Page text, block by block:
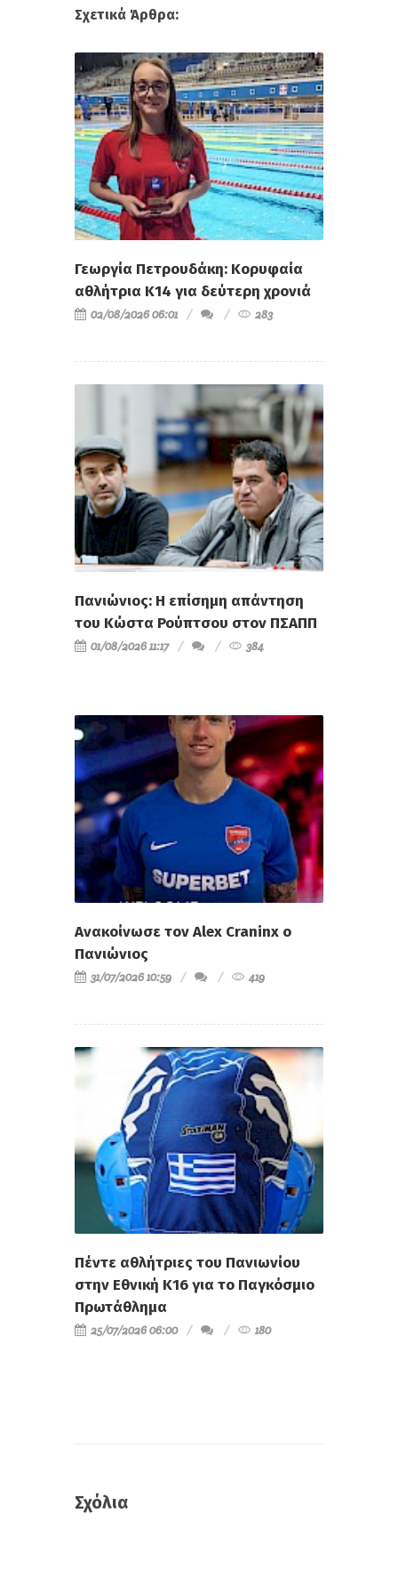
Σχετικά Άρθρα:
Γεωργία Πετρουδάκη: Κορυφαία
αθλήτρια Κ14 για δεύτερη χρονιά
02/08/2026 06:01 283
Πανιώνιος: Η επίσημη απάντηση
του Κώστα Ρούπτσου στον ΠΣΑΠΠ
01/08/2026 11:17 384
Ανακοίνωσε τον Alex Craninx ο
Πανιώνιος
31/07/2026 10:59 419
Πέντε αθλήτριες του Πανιωνίου
στην Εθνική Κ16 για το Παγκόσμιο
Πρωτάθλημα
25/07/2026 06:00 180
Σχόλια